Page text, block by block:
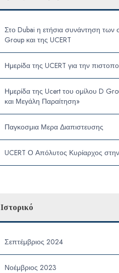
Στο Dubai η ετήσια συνάντηση των
Group και της UCERT
Ημερίδα της UCERT για την
Ημερίδα της Ucert του ομίλου D
και Μεγάλη Παραίτηση»
Παγκοσμια Μερα Διαπιστευσης
UCERT Ο Απόλυτος Κυρίαρχος
Ιστορικό
Σεπτέμβριος 2024
Νοέμβριος 2023